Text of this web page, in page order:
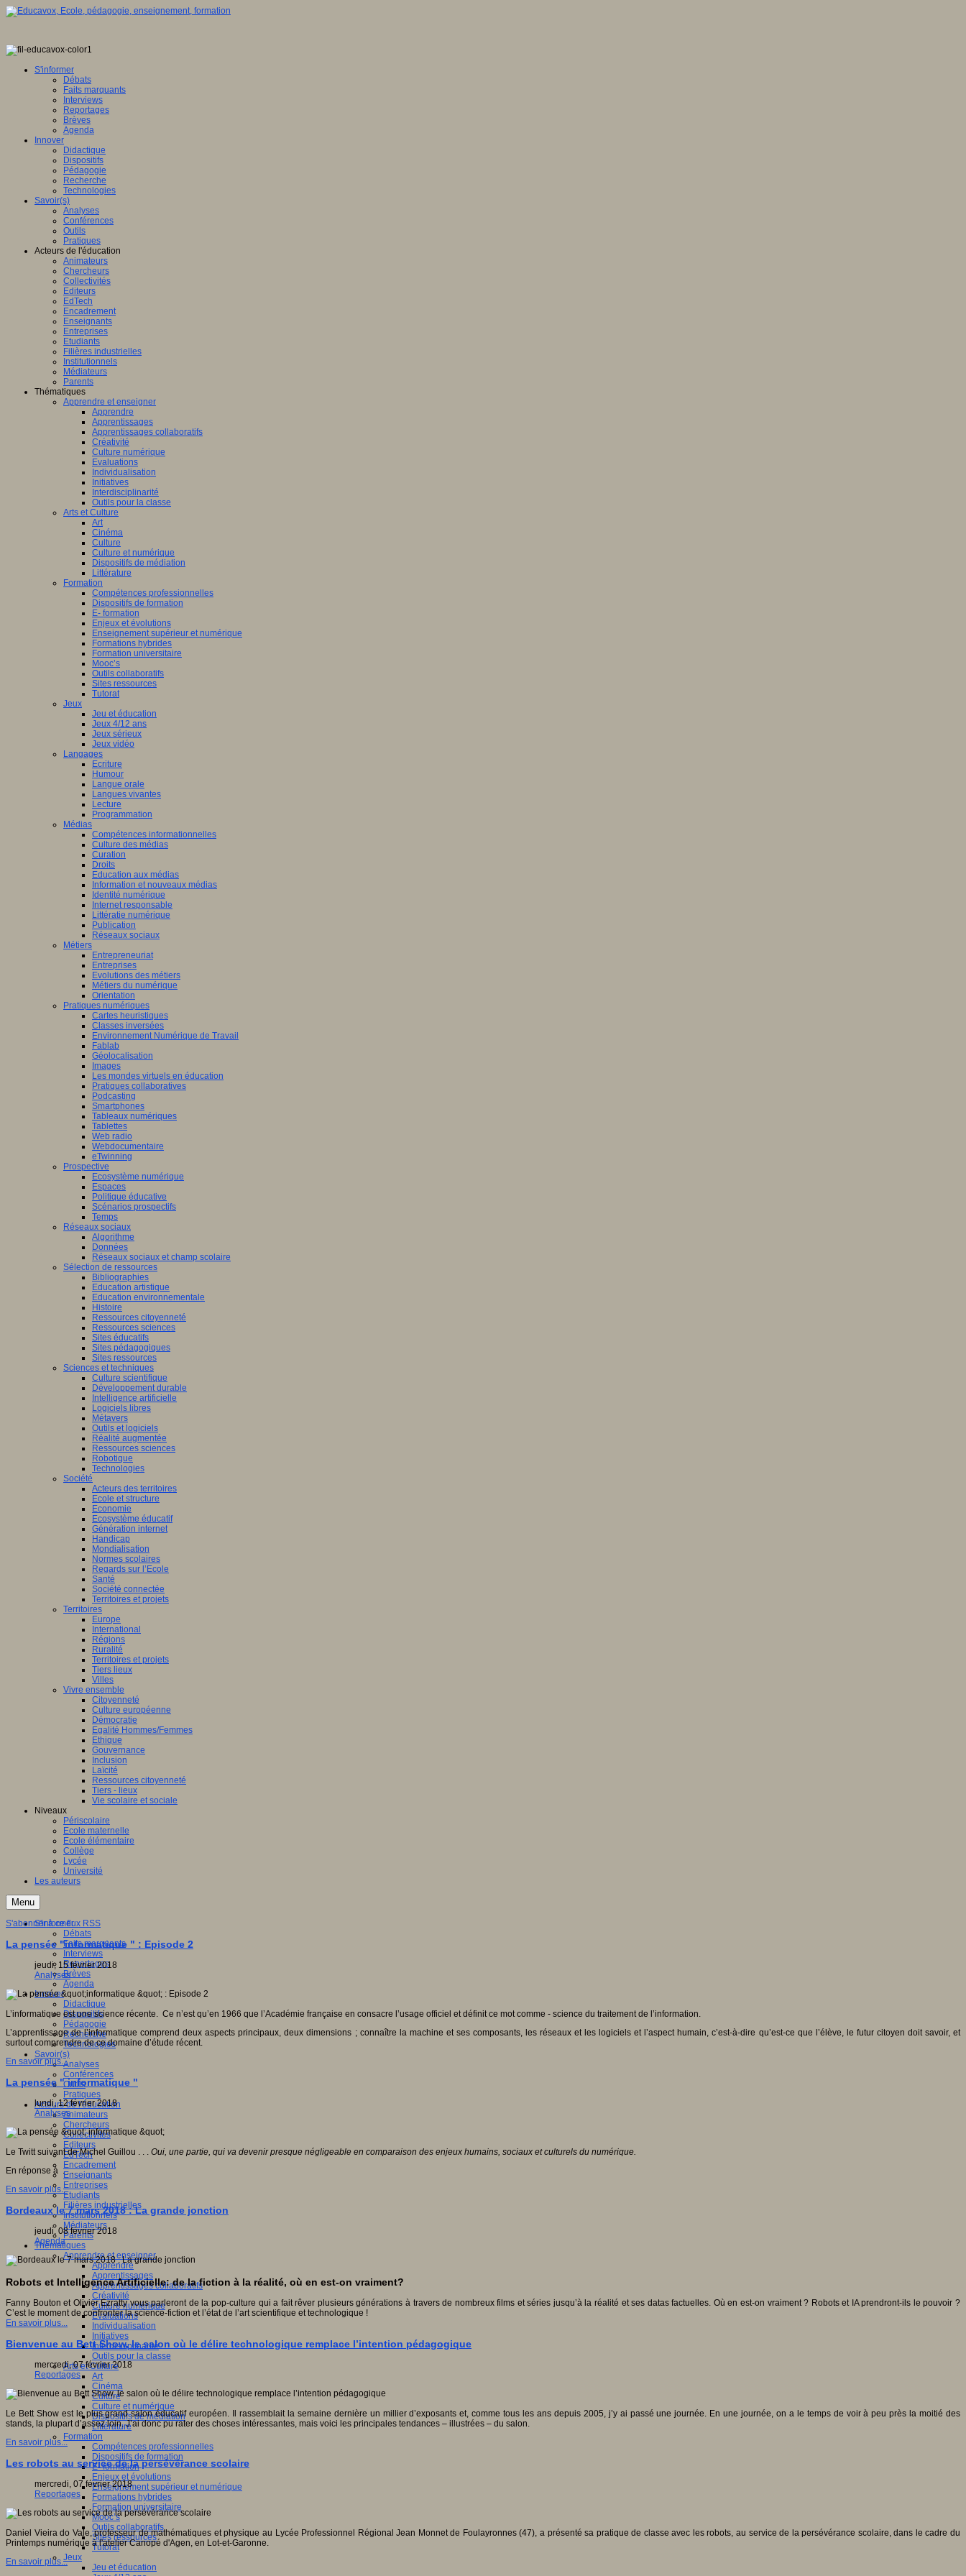
S'informer
Débats
Faits marquants
Interviews
Reportages
Brèves
Agenda
Innover
Didactique
Dispositifs
Pédagogie
Recherche
Technologies
Savoir(s)
Analyses
Conférences
Outils
Pratiques
Acteurs de l'éducation
Animateurs
Chercheurs
Collectivités
Editeurs
EdTech
Encadrement
Enseignants
Entreprises
Etudiants
Filières industrielles
Institutionnels
Médiateurs
Parents
Thématiques
Apprendre et enseigner
Apprendre
Apprentissages
Apprentissages collaboratifs
Créativité
Culture numérique
Evaluations
Individualisation
Initiatives
Interdisciplinarité
Outils pour la classe
Arts et Culture
Art
Cinéma
Culture
Culture et numérique
Dispositifs de médiation
Littérature
Formation
Compétences professionnelles
Dispositifs de formation
E- formation
Enjeux et évolutions
Enseignement supérieur et numérique
Formations hybrides
Formation universitaire
Mooc’s
Outils collaboratifs
Sites ressources
Tutorat
Jeux
Jeu et éducation
Jeux 4/12 ans
Jeux sérieux
Jeux vidéo
Langages
Ecriture
Humour
Langue orale
Langues vivantes
Lecture
Programmation
Médias
Compétences informationnelles
Culture des médias
Curation
Droits
Education aux médias
Information et nouveaux médias
Identité numérique
Internet responsable
Littératie numérique
Publication
Réseaux sociaux
Métiers
Entrepreneuriat
Entreprises
Evolutions des métiers
Métiers du numérique
Orientation
Pratiques numériques
Cartes heuristiques
Classes inversées
Environnement Numérique de Travail
Fablab
Géolocalisation
Images
Les mondes virtuels en éducation
Pratiques collaboratives
Podcasting
Smartphones
Tableaux numériques
Tablettes
Web radio
Webdocumentaire
eTwinning
Prospective
Ecosystème numérique
Espaces
Politique éducative
Scénarios prospectifs
Temps
Réseaux sociaux
Algorithme
Données
Réseaux sociaux et champ scolaire
Sélection de ressources
Bibliographies
Education artistique
Education environnementale
Histoire
Ressources citoyenneté
Ressources sciences
Sites éducatifs
Sites pédagogiques
Sites ressources
Sciences et techniques
Culture scientifique
Développement durable
Intelligence artificielle
Logiciels libres
Métavers
Outils et logiciels
Réalité augmentée
Ressources sciences
Robotique
Technologies
Société
Acteurs des territoires
Ecole et structure
Economie
Ecosystème éducatif
Génération internet
Handicap
Mondialisation
Normes scolaires
Regards sur l’Ecole
Santé
Société connectée
Territoires et projets
Territoires
Europe
International
Régions
Ruralité
Territoires et projets
Tiers lieux
Villes
Vivre ensemble
Citoyenneté
Culture européenne
Démocratie
Egalité Hommes/Femmes
Ethique
Gouvernance
Inclusion
Laïcité
Ressources citoyenneté
Tiers - lieux
Vie scolaire et sociale
Niveaux
Périscolaire
Ecole maternelle
Ecole élémentaire
Collège
Lycée
Université
Les auteurs
Menu
S'informer
Débats
Faits marquants
Interviews
Reportages
Brèves
Agenda
Innover
Didactique
Dispositifs
Pédagogie
Recherche
Technologies
Savoir(s)
Analyses
Conférences
Outils
Pratiques
Acteurs de l'éducation
Animateurs
Chercheurs
Collectivités
Editeurs
EdTech
Encadrement
Enseignants
Entreprises
Etudiants
Filières industrielles
Institutionnels
Médiateurs
Parents
Thématiques
Apprendre et enseigner
Apprendre
Apprentissages
Apprentissages collaboratifs
Créativité
Culture numérique
Evaluations
Individualisation
Initiatives
Interdisciplinarité
Outils pour la classe
Arts et Culture
Art
Cinéma
Culture
Culture et numérique
Dispositifs de médiation
Littérature
Formation
Compétences professionnelles
Dispositifs de formation
E- formation
Enjeux et évolutions
Enseignement supérieur et numérique
Formations hybrides
Formation universitaire
Mooc’s
Outils collaboratifs
Sites ressources
Tutorat
Jeux
Jeu et éducation
S'abonner à ce flux RSS
La pensée "informatique " : Episode 2
jeudi, 15 février 2018
Analyses
L’informatique est une science récente. Ce n’est qu’en 1966 que l’Académie française en consacre l’usage officiel et définit ce mot comme - science du traitement de l’information.
L’apprentissage de l’informatique comprend deux aspects principaux, deux dimensions ; connaître la machine et ses composants, les réseaux et les logiciels et l’aspect humain, c’est-à-dire qu’est-ce que l’élève, le futur citoyen doit savoir, et
surtout comprendre de ce domaine d’étude récent.
En savoir plus...
La pensée " informatique "
lundi, 12 février 2018
Analyses
Le Twitt suivant de Michel Guillou . . . Oui, une partie, qui va devenir presque négligeable en comparaison des enjeux humains, sociaux et culturels du numérique.
En réponse à . . .
En savoir plus...
Bordeaux le 7 mars 2018 : La grande jonction
jeudi, 08 février 2018
Agenda
Robots et Intelligence Artificielle: de la fiction à la réalité, où en est-on vraiment?
Fanny Bouton et Olivier Ezratty vous parleront de la pop-culture qui a fait rêver plusieurs générations à travers de nombreux films et séries jusqu’à la réalité et ses datas factuelles. Où en est-on vraiment ? Robots et IA prendront-ils le pouvoir ?
C’est le moment de confronter la science-fiction et l’état de l’art scientifique et technologique !
En savoir plus...
Bienvenue au Bett Show, le salon où le délire technologique remplace l’intention pédagogique
mercredi, 07 février 2018
Reportages
Le Bett Show est le plus grand salon éducatif européen. Il rassemblait la semaine dernière un millier d’exposants et, comme tous les ans depuis 2005, j’y ai passé une journée. En une journée, on a le temps de voir à peu près la moitié des
stands, la plupart d’assez loin. J’ai donc pu rater des choses intéressantes, mais voici les principales tendances – illustrées – du salon.
En savoir plus...
Les robots au service de la persévérance scolaire
mercredi, 07 février 2018
Reportages
Daniel Vieira do Vale, professeur de mathématiques et physique au Lycée Professionnel Régional Jean Monnet de Foulayronnes (47), a présenté sa pratique de classe avec les robots, au service de la persévérance scolaire, dans le cadre du
Printemps numérique à l'atelier Canopé d'Agen, en Lot-et-Garonne.
En savoir plus...